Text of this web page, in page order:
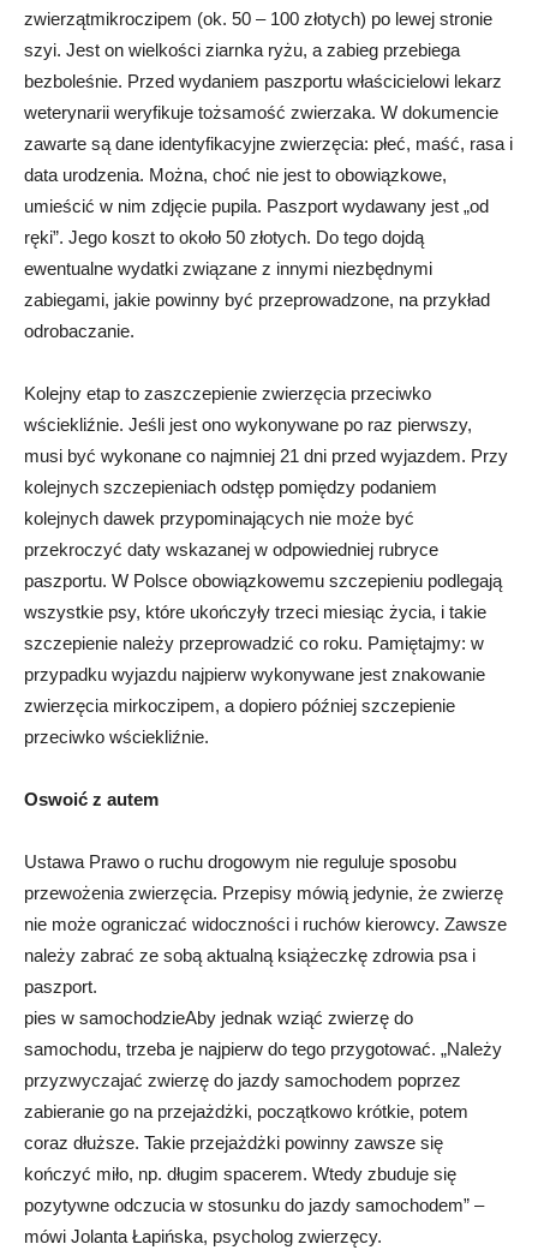
zwierzątmikroczipem (ok. 50 – 100 złotych) po lewej stronie
szyi. Jest on wielkości ziarnka ryżu, a zabieg przebiega
bezboleśnie. Przed wydaniem paszportu właścicielowi lekarz
weterynarii weryfikuje tożsamość zwierzaka. W dokumencie
zawarte są dane identyfikacyjne zwierzęcia: płeć, maść, rasa i
data urodzenia. Można, choć nie jest to obowiązkowe,
umieścić w nim zdjęcie pupila. Paszport wydawany jest „od
ręki”. Jego koszt to około 50 złotych. Do tego dojdą
ewentualne wydatki związane z innymi niezbędnymi
zabiegami, jakie powinny być przeprowadzone, na przykład
odrobaczanie.
Kolejny etap to zaszczepienie zwierzęcia przeciwko
wściekliźnie. Jeśli jest ono wykonywane po raz pierwszy,
musi być wykonane co najmniej 21 dni przed wyjazdem. Przy
kolejnych szczepieniach odstęp pomiędzy podaniem
kolejnych dawek przypominających nie może być
przekroczyć daty wskazanej w odpowiedniej rubryce
paszportu. W Polsce obowiązkowemu szczepieniu podlegają
wszystkie psy, które ukończyły trzeci miesiąc życia, i takie
szczepienie należy przeprowadzić co roku. Pamiętajmy: w
przypadku wyjazdu najpierw wykonywane jest znakowanie
zwierzęcia mirkoczipem, a dopiero później szczepienie
przeciwko wściekliźnie.
Oswoić z autem
Ustawa Prawo o ruchu drogowym nie reguluje sposobu
przewożenia zwierzęcia. Przepisy mówią jedynie, że zwierzę
nie może ograniczać widoczności i ruchów kierowcy. Zawsze
należy zabrać ze sobą aktualną książeczkę zdrowia psa i
paszport.
pies w samochodzieAby jednak wziąć zwierzę do
samochodu, trzeba je najpierw do tego przygotować. „Należy
przyzwyczajać zwierzę do jazdy samochodem poprzez
zabieranie go na przejażdżki, początkowo krótkie, potem
coraz dłuższe. Takie przejażdżki powinny zawsze się
kończyć miło, np. długim spacerem. Wtedy zbuduje się
pozytywne odczucia w stosunku do jazdy samochodem” –
mówi Jolanta Łapińska, psycholog zwierzęcy.